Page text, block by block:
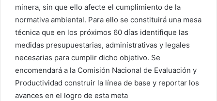
minera, sin que ello afecte el cumplimiento de la
normativa ambiental. Para ello se constituirá una mesa
técnica que en los próximos 60 días identifique las
medidas presupuestarias, administrativas y legales
necesarias para cumplir dicho objetivo. Se
encomendará a la Comisión Nacional de Evaluación y
Productividad construir la línea de base y reportar los
avances en el logro de esta meta